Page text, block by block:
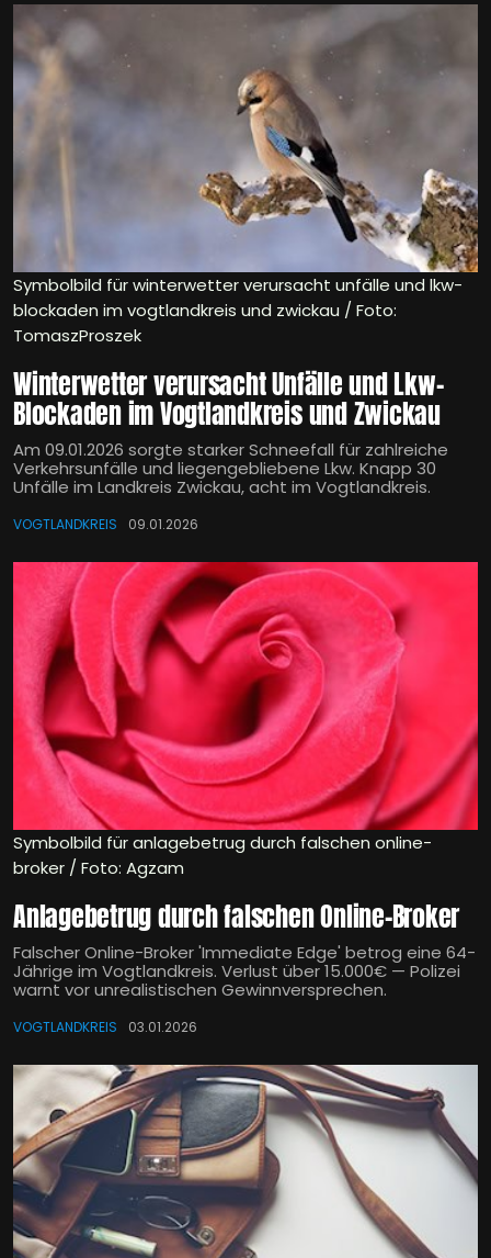
Symbolbild für winterwetter verursacht unfälle und lkw-
blockaden im vogtlandkreis und zwickau / Foto:
TomaszProszek
Winterwetter verursacht Unfälle und Lkw-
Blockaden im Vogtlandkreis und Zwickau
Am 09.01.2026 sorgte starker Schneefall für zahlreiche
Verkehrsunfälle und liegengebliebene Lkw. Knapp 30
Unfälle im Landkreis Zwickau, acht im Vogtlandkreis.
VOGTLANDKREIS 09.01.2026
Symbolbild für anlagebetrug durch falschen online-
broker / Foto: Agzam
Anlagebetrug durch falschen Online-Broker
Falscher Online-Broker 'Immediate Edge' betrog eine 64-
Jährige im Vogtlandkreis. Verlust über 15.000€ — Polizei
warnt vor unrealistischen Gewinnversprechen.
VOGTLANDKREIS 03.01.2026